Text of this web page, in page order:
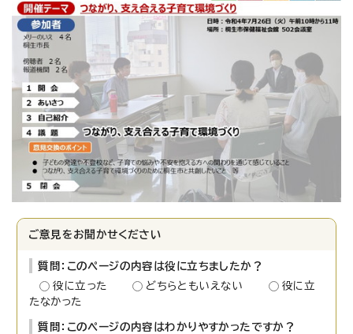
ご意見をお聞かせください
質問：このページの内容は役に立ちましたか？
役に立った
どちらともいえない
役に立
たなかった
質問：このページの内容はわかりやすかったですか？